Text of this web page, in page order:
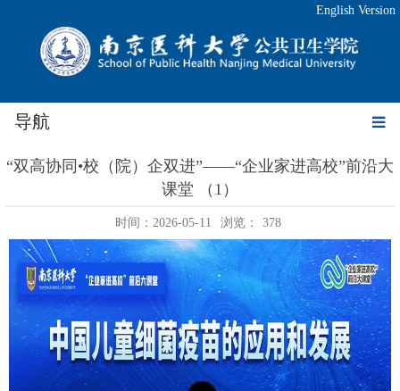
English Version
导航
“双高协同•校（院）企双进”——“企业家进高校”前沿大
课堂 （1）
时间：2026-05-11 浏览： 378